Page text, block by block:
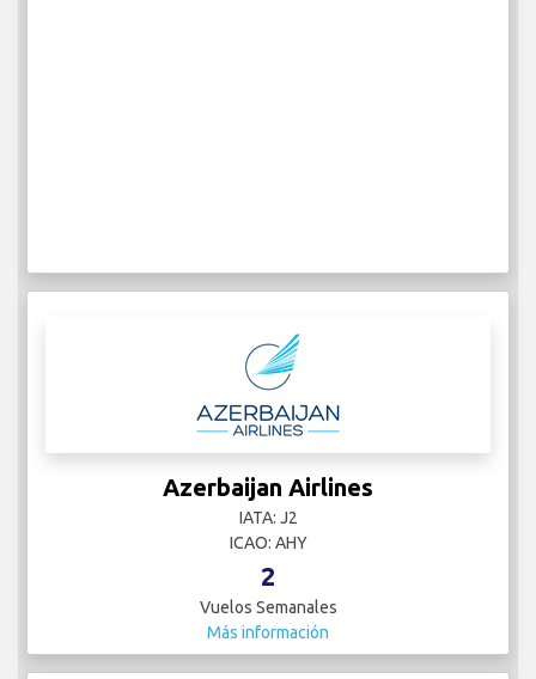
Azerbaijan Airlines
IATA: J2
ICAO: AHY
2
Vuelos Semanales
Más información